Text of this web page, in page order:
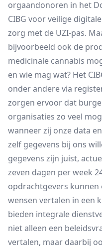
orgaandonoren in het
CIBG voor veilige
zorg met de UZI-pas.
bijvoorbeeld ook de
medicinale cannabis
en wie mag wat? Het
onder andere via
zorgen ervoor dat
organisaties zo veel
wanneer zij onze data
zelf gegevens bij ons
gegevens zijn juist,
zeven dagen per week
opdrachtgevers
wensen vertalen in een
bieden integrale
niet alleen een
vertalen, maar daarbij